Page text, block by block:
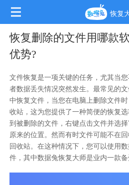
恢复
恢复删除的文件用哪款
优势?
文件恢复是一项关键的任务，尤其当
者数据丢失情况突然发生。最常见的
中恢复文件，当您在电脑上删除文件
收站，这为您提供了一种简便的恢复
到被删除的文件，右键点击文件并选
原来的位置。然而有时文件可能不在
回收站。在这种情况下，您可以使用
件，其中数据兔恢复大师是业内一款备